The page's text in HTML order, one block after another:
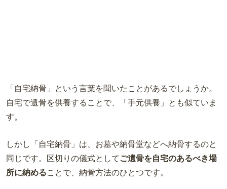
「自宅納骨」という言葉を聞いたことがあるでしょうか。
自宅で遺骨を供養することで、「手元供養」とも似ていま
す。
しかし「自宅納骨」は、お墓や納骨堂などへ納骨するのと
同じです。
区切りの儀式として ご遺骨を自宅のあるべき場
所に納めることで、納骨方法のひとつです。